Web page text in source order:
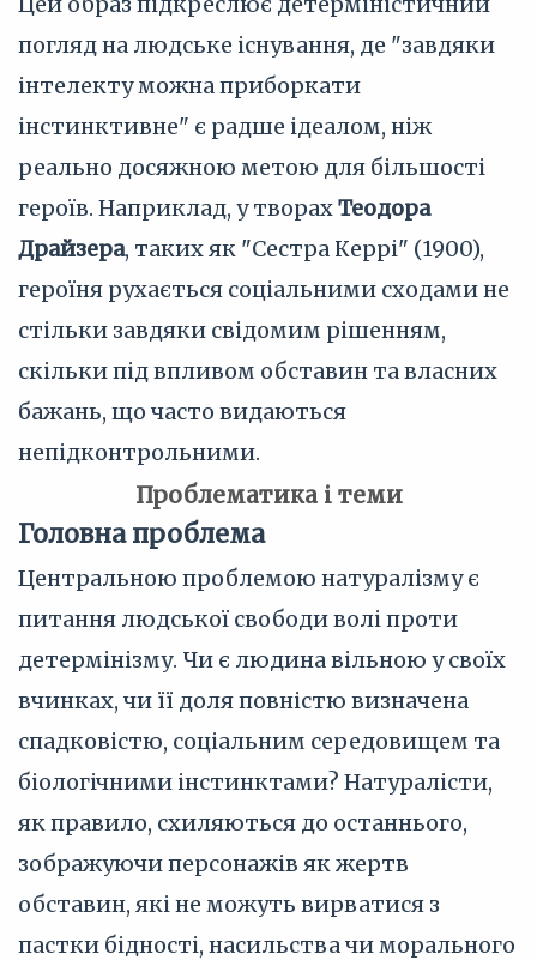
погляд на людське існування, де "завдяки
інтелекту можна приборкати
інстинктивне" є радше ідеалом, ніж
реально досяжною метою для більшості
героїв. Наприклад, у творахТеодора
Драйзера, таких як "Сестра Керрі" (1900),
героїня рухається соціальними сходами не
стільки завдяки свідомим рішенням,
скільки під впливом обставин та власних
бажань, що часто видаються
непідконтрольними.
Проблематика і теми
Головна проблема
Центральною проблемою натуралізму є
питання людської свободи волі проти
детермінізму. Чи є людина вільною у своїх
вчинках, чи її доля повністю визначена
спадковістю, соціальним середовищем та
біологічними інстинктами? Натуралісти,
як правило, схиляються до останнього,
зображуючи персонажів як жертв
обставин, які не можуть вирватися з
пастки бідності, насильства чи морального